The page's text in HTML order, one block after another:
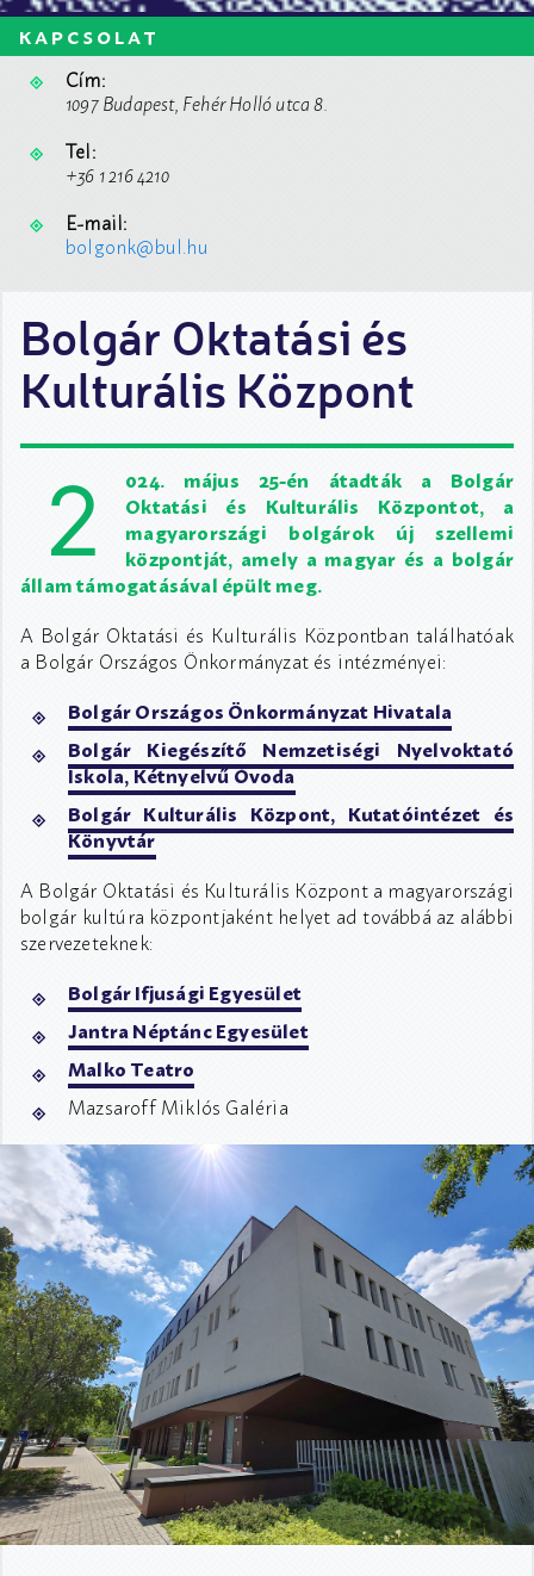
kapcsolat
Cím:
1097 Budapest, Fehér Holló utca 8.
Tel:
+36 1 216 4210
E-mail:
bolgonk@bul.hu
Bolgár Oktatási és
Kulturális Központ
2
024. május 25-én átadták a Bolgár
Oktatási és Kulturális Központot, a
magyarországi bolgárok új szellemi
központját, amely a magyar és a bolgár
állam támogatásával épült meg.
A Bolgár Oktatási és Kulturális Központban találhatóak
a Bolgár Országos Önkormányzat és intézményei:
Bolgár Országos Önkormányzat Hivatala
Bolgár Kiegészítő Nemzetiségi Nyelvoktató
Iskola, Kétnyelvű Óvoda
Bolgár Kulturális Központ, Kutatóintézet és
Könyvtár
A Bolgár Oktatási és Kulturális Központ a magyarországi
bolgár kultúra központjaként helyet ad továbbá az alábbi
szervezeteknek:
Bolgár Ifjusági Egyesület
Jantra Néptánc Egyesület
Malko Teatro
Mazsaroff Miklós Galéria